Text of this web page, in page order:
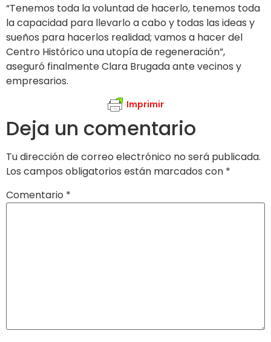
“Tenemos toda la voluntad de hacerlo, tenemos toda
la capacidad para llevarlo a cabo y todas las ideas y
sueños para hacerlos realidad; vamos a hacer del
Centro Histórico una utopía de regeneración”,
aseguró finalmente Clara Brugada ante vecinos y
empresarios.
Imprimir
Deja un comentario
Tu dirección de correo electrónico no será publicada.
Los campos obligatorios están marcados con *
Comentario *